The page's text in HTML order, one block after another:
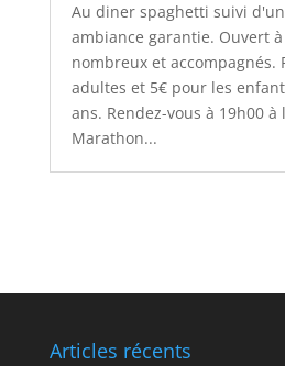
Au diner spaghetti suivi
ambiance garantie. Ouvert
nombreux et accompagnés.
adultes et 5€ pour les
ans. Rendez-vous à 19h00 à
Marathon...
Articles récents